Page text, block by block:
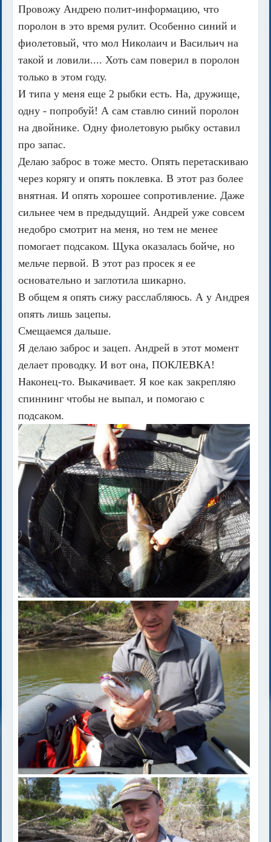
Провожу Андрею полит-информацию, что
поролон в это время рулит. Особенно синий и
фиолетовый, что мол Николаич и Васильич на
такой и ловили.... Хоть сам поверил в поролон
только в этом году.
И типа у меня еще 2 рыбки есть. На, дружище,
одну - попробуй! А сам ставлю синий поролон
на двойнике. Одну фиолетовую рыбку оставил
про запас.
Делаю заброс в тоже место. Опять перетаскиваю
через корягу и опять поклевка. В этот раз более
внятная. И опять хорошее сопротивление. Даже
сильнее чем в предыдущий. Андрей уже совсем
недобро смотрит на меня, но тем не менее
помогает подсаком. Щука оказалась бойче, но
мельче первой. В этот раз просек я ее
основательно и заглотила шикарно.
В общем я опять сижу расслабляюсь. А у Андрея
опять лишь зацепы.
Смещаемся дальше.
Я делаю заброс и зацеп. Андрей в этот момент
делает проводку. И вот она, ПОКЛЕВКА!
Наконец-то. Выкачивает. Я кое как закрепляю
спиннинг чтобы не выпал, и помогаю с
подсаком.